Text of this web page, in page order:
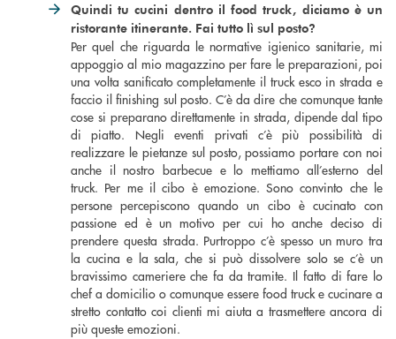
Quindi tu cucini dentro ilfood truck, diciamo è un
ristorante itinerante. Fai tutto lì sul posto?
Per quel che riguarda le normative igienico sanitarie, mi
appoggio al mio magazzino per fare le preparazioni, poi
una volta sanificato completamente il truck esco in strada e
faccio il finishing sul posto. C’è da dire che comunque tante
cose si preparano direttamente in strada, dipende dal tipo
di piatto. Negli eventi privati c’è più possibilità di
realizzare le pietanze sul posto, possiamo portare con noi
anche il nostro barbecue e lo mettiamo all’esterno del
truck. Per me il cibo è emozione. Sono convinto che le
persone percepiscono quando un cibo è cucinato con
passione ed è un motivo per cui ho anche deciso di
prendere questa strada. Purtroppo c’è spesso un muro tra
la cucina e la sala, che si può dissolvere solo se c’è un
bravissimo cameriere che fa da tramite. Il fatto di fare lo
chef a domicilio o comunque essere food truck e cucinare a
stretto contatto coi clienti mi aiuta a trasmettere ancora di
più queste emozioni.